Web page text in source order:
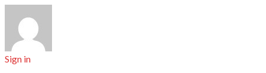
Sign in